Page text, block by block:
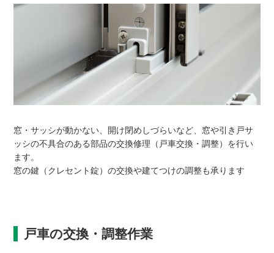
窓・サッシが動かない、開け閉めしづらいなど、窓や引き戸サ
ッシの不具合のある部品の交換修理（戸車交換・調整）を行い
ます。
窓の鍵（クレセント錠）の交換や建てつけの調整も承ります
戸車の交換・調整作業